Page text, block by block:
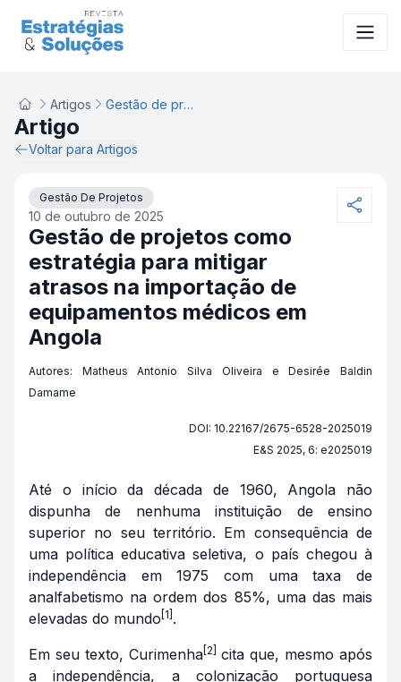
Artigos Gestão de projetos como estratégia para mitigar atrasos na importação de equipamentos médicos em Angola
Artigo
Voltar para Artigos
Gestão De Projetos
10 de outubro de 2025
Gestão de projetos como
estratégia para mitigar
atrasos na importação de
equipamentos médicos em
Angola
Autores: Matheus Antonio Silva Oliveira e Desirée Baldin
Damame
DOI: 10.22167/2675-6528-2025019
E&S 2025, 6: e2025019
Até o início da década de 1960, Angola não
dispunha de nenhuma instituição de ensino
superior no seu território. Em consequência de
uma política educativa seletiva, o país chegou à
independência em 1975 com uma taxa de
analfabetismo na ordem dos 85%, uma das mais
elevadas do mundo [1] .
Em seu texto, Curimenha [2]
cita que, mesmo após
a independência, a colonização portuguesa